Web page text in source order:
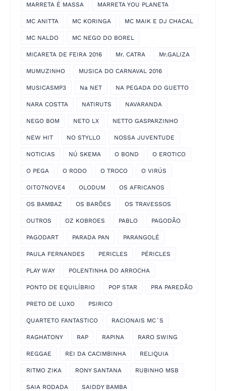
MARRETA É MASSA MARRETA YOU PLANETA
MC ANITTA MC KORINGA MC MAIK E DJ CHACAL
MC NALDO MC NEGO DO BOREL
MICARETA DE FEIRA 2016 Mr. CATRA Mr.GALIZA
MUMUZINHO MUSICA DO CARNAVAL 2016
MUSICASMP3 Na NET NA PEGADA DO GUETTO
NARA COSTTA NATIRUTS NAVARANDA
NEGO BOM NETO LX NETTO GASPARZINHO
NEW HIT NO STYLLO NOSSA JUVENTUDE
NOTICIAS NÚ SKEMA O BOND O EROTICO
O PEGA O RODO O TROCO O VIRÚS
OITO7NOVE4 OLODUM OS AFRICANOS
OS BAMBAZ OS BARÕES OS TRAVESSOS
OUTROS OZ KOBROES PABLO PAGODÃO
PAGODART PARADA PAN PARANGOLÉ
PAULA FERNANDES PERICLES PÉRICLES
PLAY WAY POLENTINHA DO ARROCHA
PONTO DE EQUILÍBRIO POP STAR PRA PAREDÃO
PRETO DE LUXO PSIRICO
QUARTETO FANTASTICO RACIONAIS MC´S
RAGHATONY RAP RAPINA RARO SWING
REGGAE REI DA CACIMBINHA RELIQUIA
RITMO ZIKA RONY SANTANA RUBINHO MSB
SAIA RODADA SAIDDY BAMBA